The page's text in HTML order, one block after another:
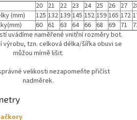
20 21 22 23 24 25 26 27
(mm)
125 132 139 145 152 159 165 172
60 61 63 64 66 68 69 71
uvádíme naměřené vnitřní rozměry bot.
výrobu, tzn. celková délka/šířka obuvi se
můžou mírně lišit.
velikosti nezapomeňte přičíst
nadměrek.